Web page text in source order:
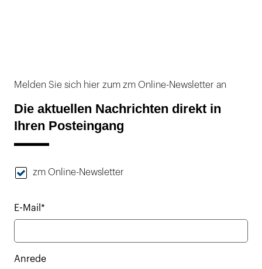
Melden Sie sich hier zum zm Online-Newsletter an
Die aktuellen Nachrichten direkt in
Ihren Posteingang
zm Online-Newsletter
E-Mail*
Anrede